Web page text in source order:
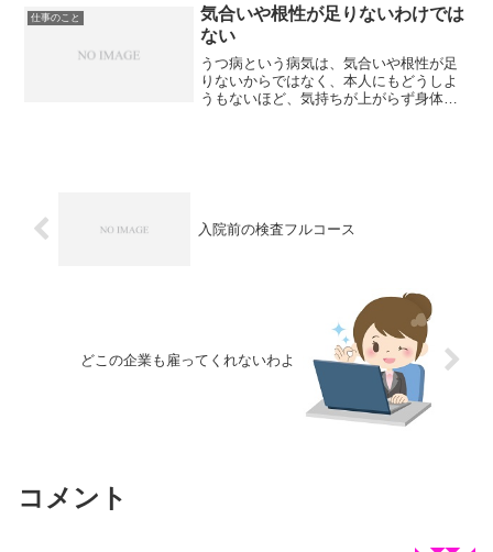
とっていた先生も、途中から嫌...
仕事のこと
気合いや根性が足りないわけでは
ない
うつ病という病気は、気合いや根性が足
りないからではなく、本人にもどうしよ
うもないほど、気持ちが上がらず身体が
入院前の検査フルコース
どこの企業も雇ってくれないわよ
コメント